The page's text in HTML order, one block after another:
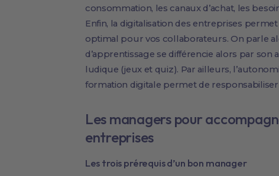
consommation, les canaux d’achat, les
Enfin, la digitalisation des entreprises
optimal pour vos collaborateurs. On parle
d’apprentissage se différencie alors par son
ludique (jeux et quiz). Par ailleurs,
formation digitale permet de
Les managers pour
entreprises
Les trois prérequis d’un bon manager